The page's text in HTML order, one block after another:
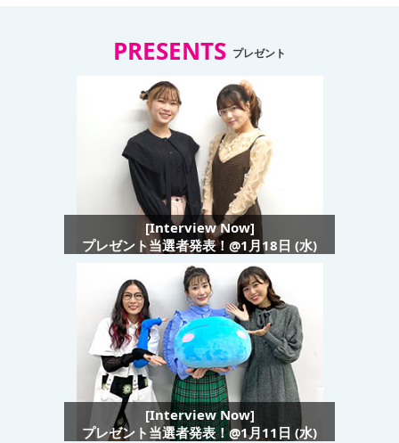
PRESENTS プレゼント
[Interview Now]
プレゼント当選者発表！@1月18日 (水)
[Interview Now]
プレゼント当選者発表！@1月11日 (水)